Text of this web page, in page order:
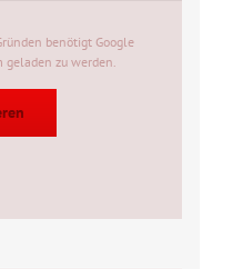
benötigt Google
geladen zu werden.